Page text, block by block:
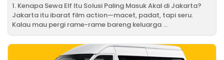
1. Kenapa Sewa Elf Itu Solusi Paling Masuk Akal di Jakarta?
Jakarta itu ibarat film action—macet, padat, tapi seru.
Kalau mau pergi rame-rame bareng keluarga ...